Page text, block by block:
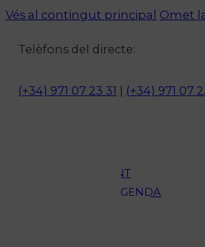
Vés al contingut principal Omet
Telèfons del directe:
(+34) 971 07 23 31 (+34) 971 07
OCI
AMBIENT
AGENDA